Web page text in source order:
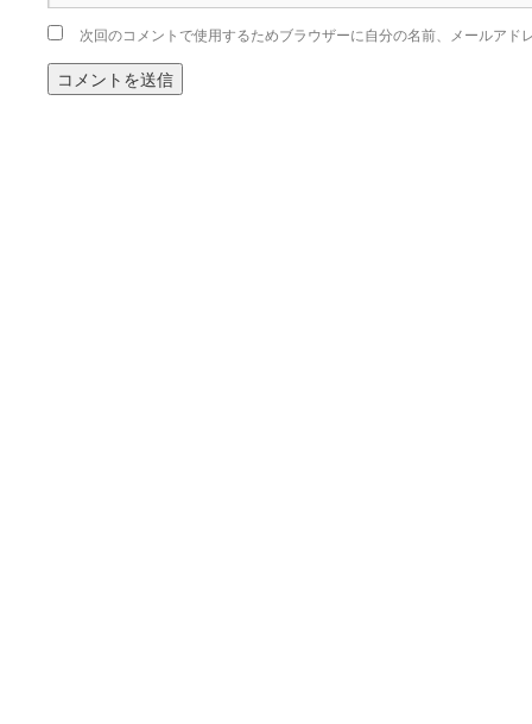
次回のコメントで使用するためブラウザーに自分の名前、メールアド